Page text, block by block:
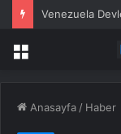
Menü
Anasayfa / Haber